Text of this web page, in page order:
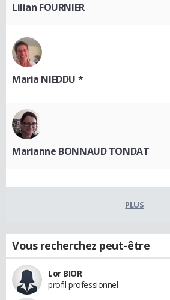
Lilian FOURNIER
Maria NIEDDU *
Marianne BONNAUD TONDAT
PLUS
Vous recherchez peut-être
Lor BIOR
profil professionnel